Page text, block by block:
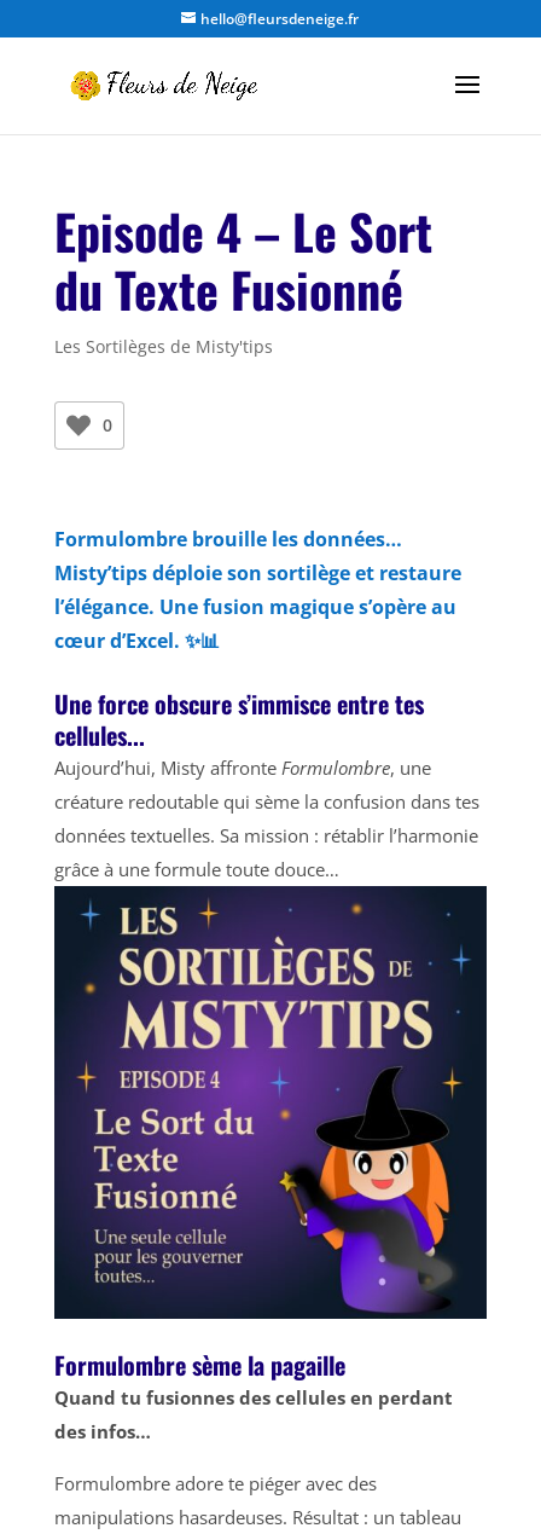
hello@fleursdeneige.fr
Episode 4 – Le Sort
du Texte Fusionné
Les Sortilèges de Misty'tips
0
Formulombre brouille les données…
Misty’tips déploie son sortilège et restaure
l’élégance. Une fusion magique s’opère au
cœur d’Excel. ✨📊
Une force obscure s’immisce entre tes
cellules...
Aujourd’hui, Misty affronte Formulombre, une
créature redoutable qui sème la confusion dans tes
données textuelles. Sa mission : rétablir l’harmonie
grâce à une formule toute douce…
Formulombre sème la pagaille
Quand tu fusionnes des cellules en perdant
des infos…
Formulombre adore te piéger avec des
manipulations hasardeuses. Résultat : un tableau